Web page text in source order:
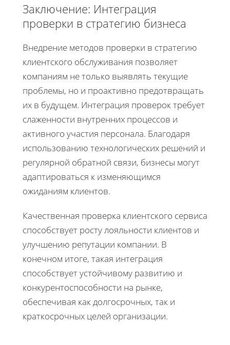
Заключение: Интеграция
проверки в стратегию бизнеса
Внедрение методов проверки в стратегию
клиентского обслуживания позволяет
компаниям не только выявлять текущие
проблемы, но и проактивно предотвращать
их в будущем. Интеграция проверок требует
слаженности внутренних процессов и
активного участия персонала. Благодаря
использованию технологических решений и
регулярной обратной связи, бизнесы могут
адаптироваться к изменяющимся
ожиданиям клиентов.
Качественная проверка клиентского сервиса
способствует росту лояльности клиентов и
улучшению репутации компании. В
конечном итоге, такая интеграция
способствует устойчивому развитию и
конкурентоспособности на рынке,
обеспечивая как долгосрочных, так и
краткосрочных целей организации.